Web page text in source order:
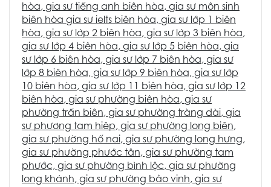
hòa, gia sư tiếng anh biên hòa, gia sư môn sinh
biên hòa gia sư ielts biên hòa, gia sư lớp 1 biên
hòa, gia sư lớp 2 biên hòa, gia sư lớp 3 biên hòa,
gia sư lớp 4 biên hòa, gia sư lớp 5 biên hòa, gia
sư lớp 6 biên hòa, gia sư lớp 7 biên hòa, gia sư
lớp 8 biên hòa, gia sư lớp 9 biên hòa, gia sư lớp
10 biên hòa, gia sư lớp 11 biên hòa, gia sư lớp 12
biên hòa, gia sư phường biên hòa, gia sư
phường trấn biên, gia sư phường tràng dài, gia
sư phương tam hiêp, gia sư phường long biên,
gia sư phường hố nai, gia sư phường long hưng,
gia sư phường phước tân, gia sư phường tam
phước, gia sư phường bình lộc, gia sư phường
long khánh, gia sư phường bảo vinh, gia sư